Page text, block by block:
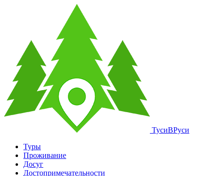
ТусиВРуси
Туры
Проживание
Досуг
Достопримечательности